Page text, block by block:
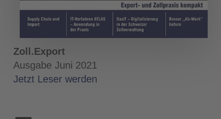
Zoll.Export
Ausgabe Juni 2021
Jetzt Leser werden